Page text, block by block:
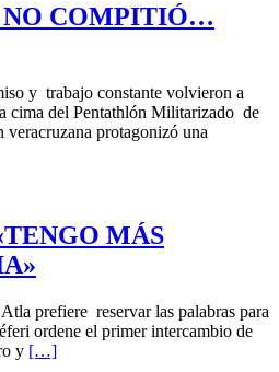
NO COMPITIÓ…
y trabajo constante volvieron a
cima del Pentathlón Militarizado de
protagonizó una
MÁS
prefiere reservar las palabras para
ordene el primer intercambio de
y […]